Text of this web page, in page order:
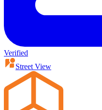
Verified
Street View